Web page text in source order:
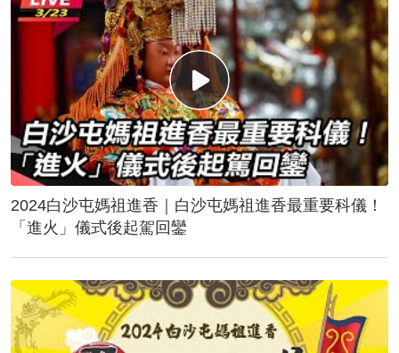
2024白沙屯媽祖進香｜白沙屯媽祖進香最重要科儀！
「進火」儀式後起駕回鑾